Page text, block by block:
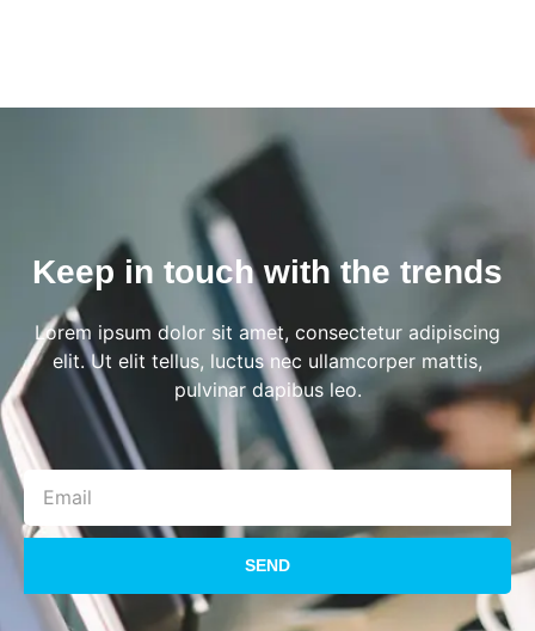
Keep in touch with the trends
Lorem ipsum dolor sit amet, consectetur adipiscing
elit. Ut elit tellus, luctus nec ullamcorper mattis,
pulvinar dapibus leo.
SEND